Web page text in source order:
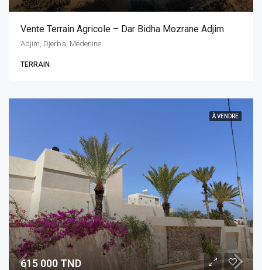
Vente Terrain Agricole – Dar Bidha Mozrane Adjim
Adjim, Djerba, Médenine
TERRAIN
À VENDRE
615 000 TND